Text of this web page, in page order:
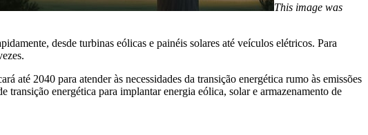
This image was
desde turbinas eólicas e painéis solares até veículos elétricos. Para
2040 para atender às necessidades da transição energética rumo às emissões
transição energética para implantar energia eólica, solar e armazenamento de